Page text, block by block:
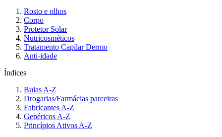
Rosto e olhos
Corpo
Protetor Solar
Nutricosméticos
Tratamento Capilar Dermo
Anti-idade
Índices
Bulas A-Z
Drogarias/Farmácias parceiras
Fabricantes A-Z
Genéricos A-Z
Princípios Ativos A-Z